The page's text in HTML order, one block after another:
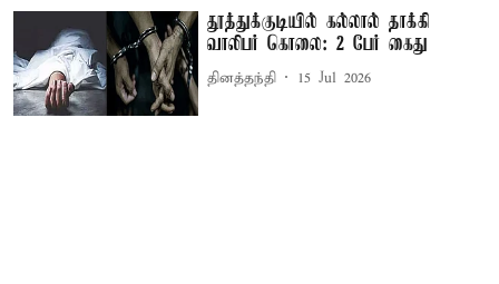
தூத்துக்குடியில் கல்லால் தாக்கி
வாலிபர் கொலை: 2 பேர் கைது
தினத்தந்தி 15 Jul 2026